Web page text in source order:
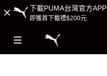
下載PUMA台灣官方APP
即獲首下載禮$200元